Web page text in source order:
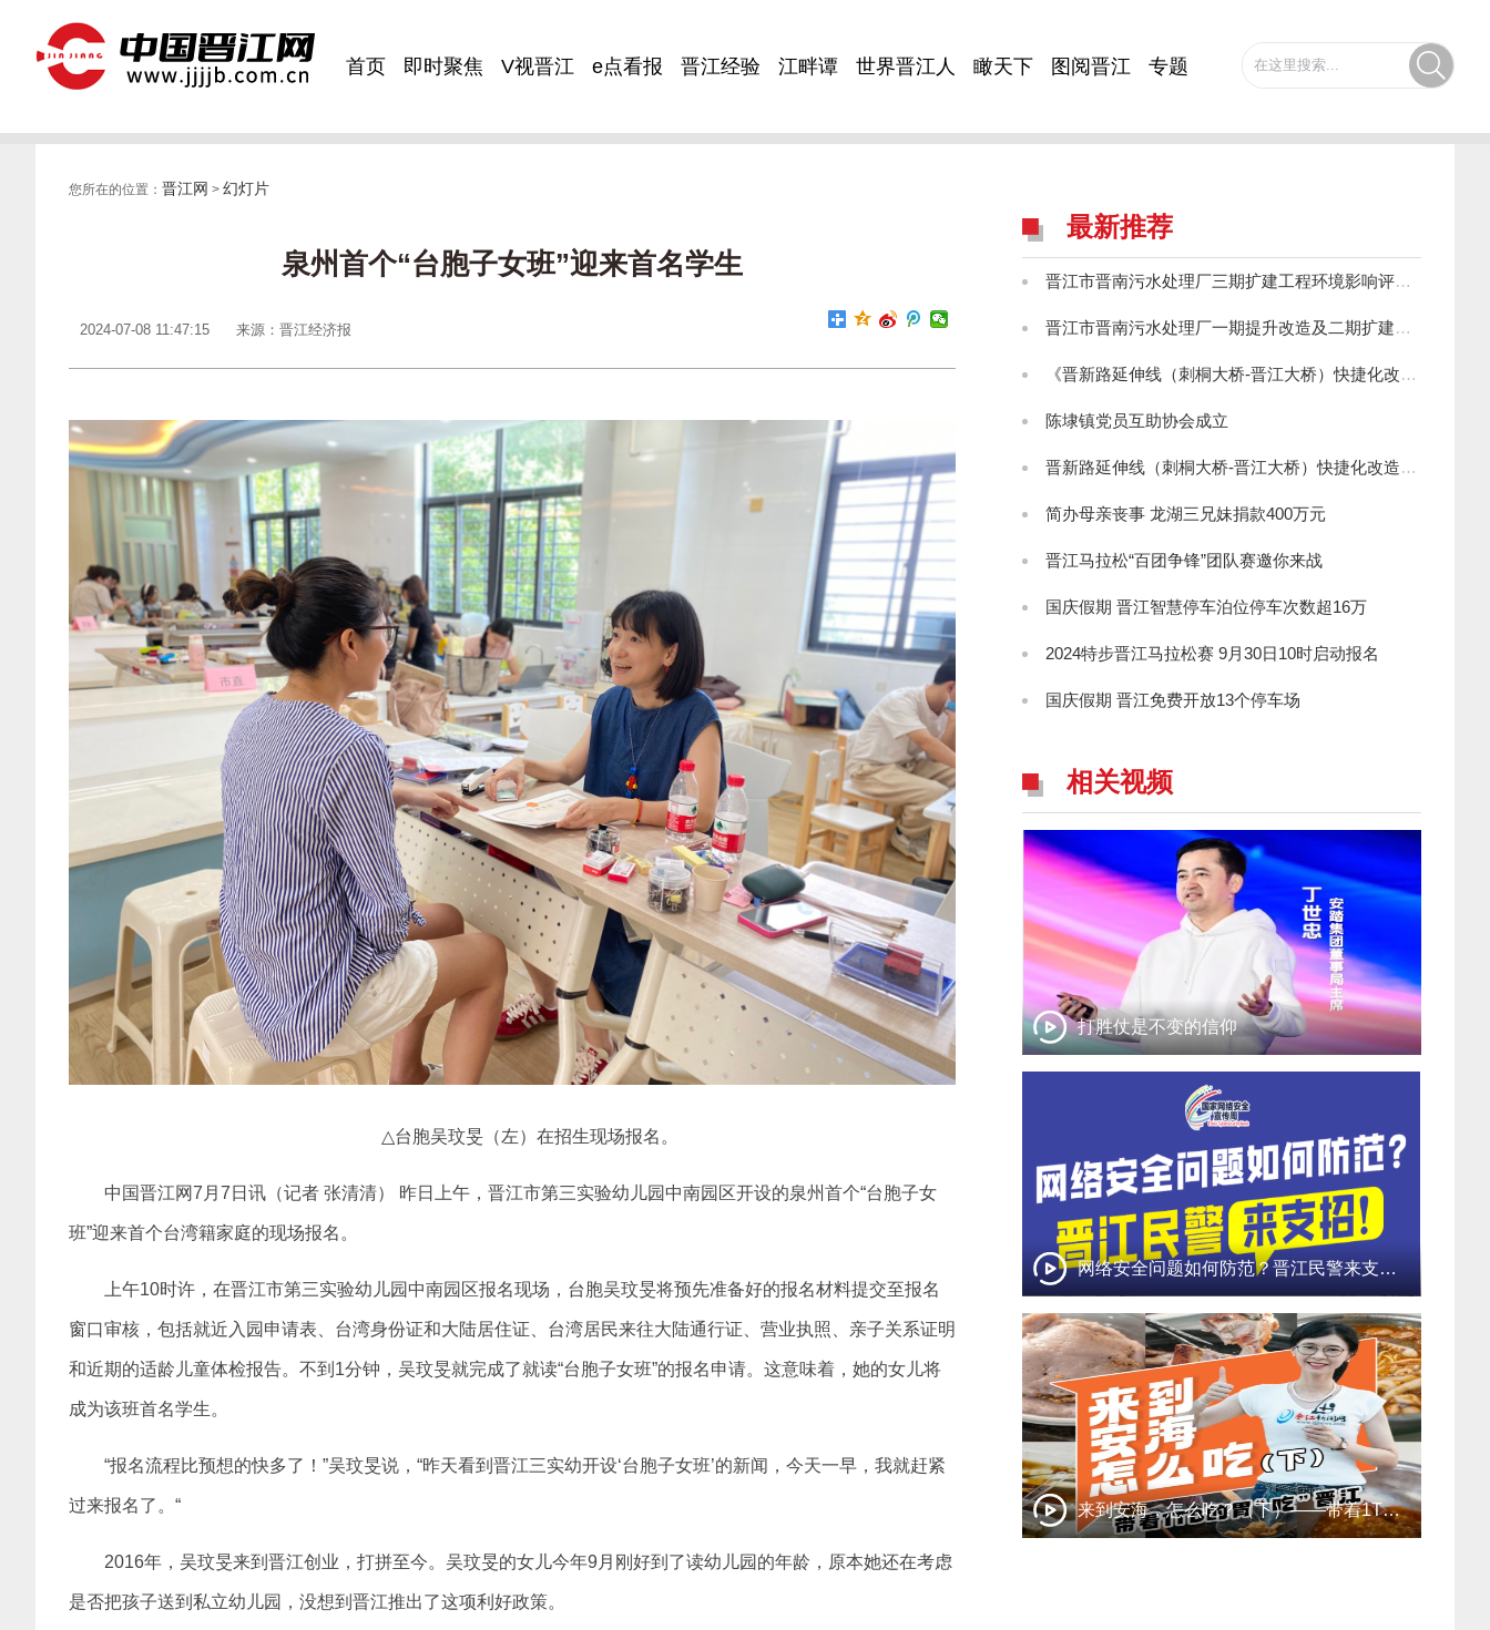
首页 即时聚焦 V视晋江 e点看报 晋江经验 江畔谭 世界晋江人 瞰天下 图阅晋江 专题
您所在的位置： 晋江网 > 幻灯片
泉州首个“台胞子女班”迎来首名学生
2024-07-08 11:47:15 来源：晋江经济报
△台胞吴玟旻（左）在招生现场报名。
中国晋江网7月7日讯（记者 张清清） 昨日上午，晋江市第三实验幼儿园中南园区开设的泉州首个“台胞子女
班”迎来首个台湾籍家庭的现场报名。
上午10时许，在晋江市第三实验幼儿园中南园区报名现场，台胞吴玟旻将预先准备好的报名材料提交至报名
窗口审核，包括就近入园申请表、台湾身份证和大陆居住证、台湾居民来往大陆通行证、营业执照、亲子关系证明
和近期的适龄儿童体检报告。不到1分钟，吴玟旻就完成了就读“台胞子女班”的报名申请。这意味着，她的女儿将
成为该班首名学生。
“报名流程比预想的快多了！”吴玟旻说，“昨天看到晋江三实幼开设‘台胞子女班’的新闻，今天一早，我就赶紧
过来报名了。“
2016年，吴玟旻来到晋江创业，打拼至今。吴玟旻的女儿今年9月刚好到了读幼儿园的年龄，原本她还在考虑
是否把孩子送到私立幼儿园，没想到晋江推出了这项利好政策。
最新推荐
晋江市晋南污水处理厂三期扩建工程环境影响评价第一次公示
晋江市晋南污水处理厂一期提升改造及二期扩建工程环境影响评价第一次公示
《晋新路延伸线（刺桐大桥-晋江大桥）快捷化改造工程环境影响报告书》征求意见稿公示
陈埭镇党员互助协会成立
晋新路延伸线（刺桐大桥-晋江大桥）快捷化改造工程环境影响评价第一次信息公示
简办母亲丧事 龙湖三兄妹捐款400万元
晋江马拉松“百团争锋”团队赛邀你来战
国庆假期 晋江智慧停车泊位停车次数超16万
2024特步晋江马拉松赛 9月30日10时启动报名
国庆假期 晋江免费开放13个停车场
相关视频
打胜仗是不变的信仰
网络安全问题如何防范？晋江民警来支招！
来到安海，怎么吃？（下）——带着1TB的胃“吃”晋江